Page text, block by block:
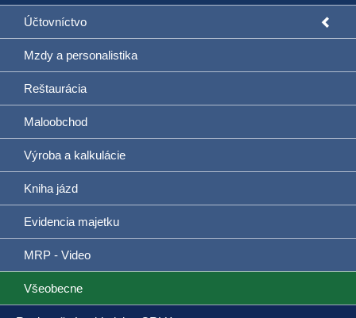
Účtovníctvo
Mzdy a personalistika
Reštaurácia
Maloobchod
Výroba a kalkulácie
Kniha jázd
Evidencia majetku
MRP - Video
Všeobecne